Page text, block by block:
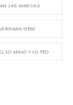
LAS MARCAS
GEEK
LO MALO Y LO FEO